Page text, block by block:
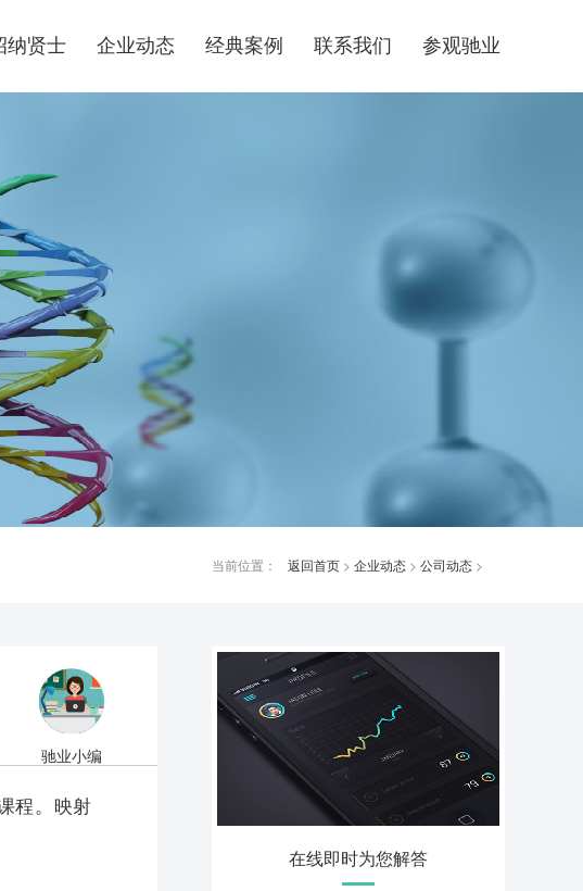
纳贤士 企业动态 经典案例 联系我们 参观驰业
当前位置： 返回首页 > 企业动态 > 公司动态 >
驰业小编
程。映射
在线即时为您解答